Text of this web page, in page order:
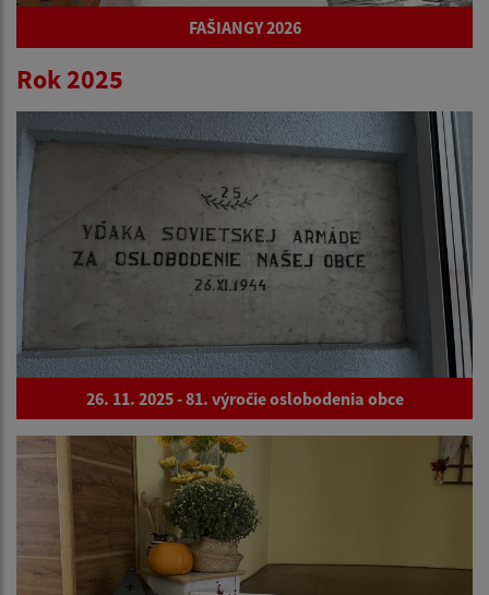
FAŠIANGY 2026
Rok 2025
26. 11. 2025 - 81. výročie oslobodenia obce